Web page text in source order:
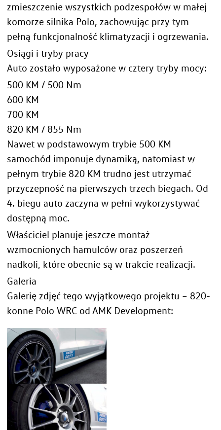
zmieszczenie wszystkich podzespołów w małej
komorze silnika Polo, zachowując przy tym
pełną funkcjonalność klimatyzacji i ogrzewania.
Osiągi i tryby pracy
Auto zostało wyposażone w cztery tryby mocy:
500 KM / 500 Nm
600 KM
700 KM
820 KM / 855 Nm
Nawet w podstawowym trybie 500 KM
samochód imponuje dynamiką, natomiast w
pełnym trybie 820 KM trudno jest utrzymać
przyczepność na pierwszych trzech biegach. Od
4. biegu auto zaczyna w pełni wykorzystywać
dostępną moc.
Właściciel planuje jeszcze montaż
wzmocnionych hamulców oraz poszerzeń
nadkoli, które obecnie są w trakcie realizacji.
Galeria
Galerię zdjęć tego wyjątkowego projektu – 820-
konne Polo WRC od AMK Development: